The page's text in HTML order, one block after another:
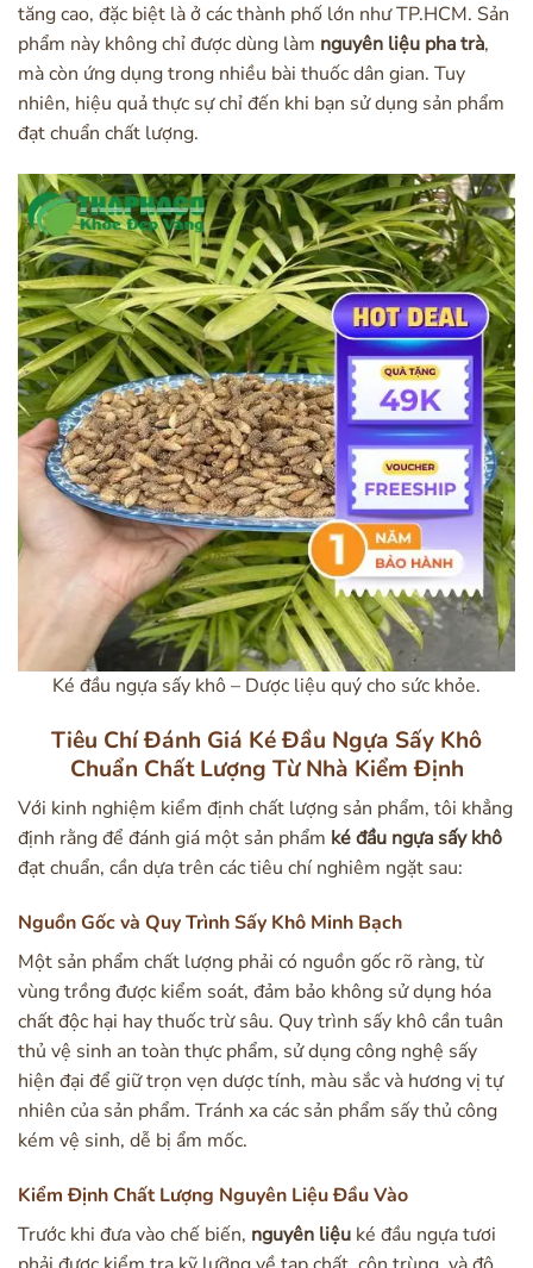
tăng cao, đặc biệt là ở các thành phố lớn như TP.HCM. Sản
phẩm này không chỉ được dùng làm nguyên liệu pha trà,
mà còn ứng dụng trong nhiều bài thuốc dân gian. Tuy
nhiên, hiệu quả thực sự chỉ đến khi bạn sử dụng sản phẩm
đạt chuẩn chất lượng.
Ké đầu ngựa sấy khô – Dược liệu quý cho sức khỏe.
Tiêu Chí Đánh Giá Ké Đầu Ngựa Sấy Khô
Chuẩn Chất Lượng Từ Nhà Kiểm Định
Với kinh nghiệm kiểm định chất lượng sản phẩm, tôi khẳng
định rằng để đánh giá một sản phẩm ké đầu ngựa sấy khô
đạt chuẩn, cần dựa trên các tiêu chí nghiêm ngặt sau:
Nguồn Gốc và Quy Trình Sấy Khô Minh Bạch
Một sản phẩm chất lượng phải có nguồn gốc rõ ràng, từ
vùng trồng được kiểm soát, đảm bảo không sử dụng hóa
chất độc hại hay thuốc trừ sâu. Quy trình sấy khô cần tuân
thủ vệ sinh an toàn thực phẩm, sử dụng công nghệ sấy
hiện đại để giữ trọn vẹn dược tính, màu sắc và hương vị tự
nhiên của sản phẩm. Tránh xa các sản phẩm sấy thủ công
kém vệ sinh, dễ bị ẩm mốc.
Kiểm Định Chất Lượng Nguyên Liệu Đầu Vào
Trước khi đưa vào chế biến, nguyên liệu ké đầu ngựa tươi